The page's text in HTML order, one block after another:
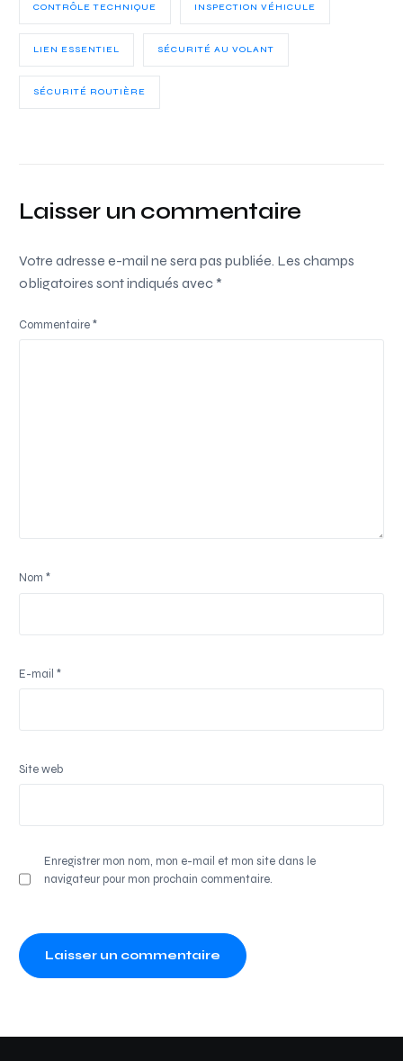
CONTRÔLE TECHNIQUE INSPECTION VÉHICULE
LIEN ESSENTIEL SÉCURITÉ AU VOLANT
SÉCURITÉ ROUTIÈRE
Laisser un commentaire
Votre adresse e-mail ne sera pas publiée. Les champs
obligatoires sont indiqués avec *
Commentaire*
Nom*
E-mail*
Site web
Enregistrer mon nom, mon e-mail et mon site dans le
navigateur pour mon prochain commentaire.